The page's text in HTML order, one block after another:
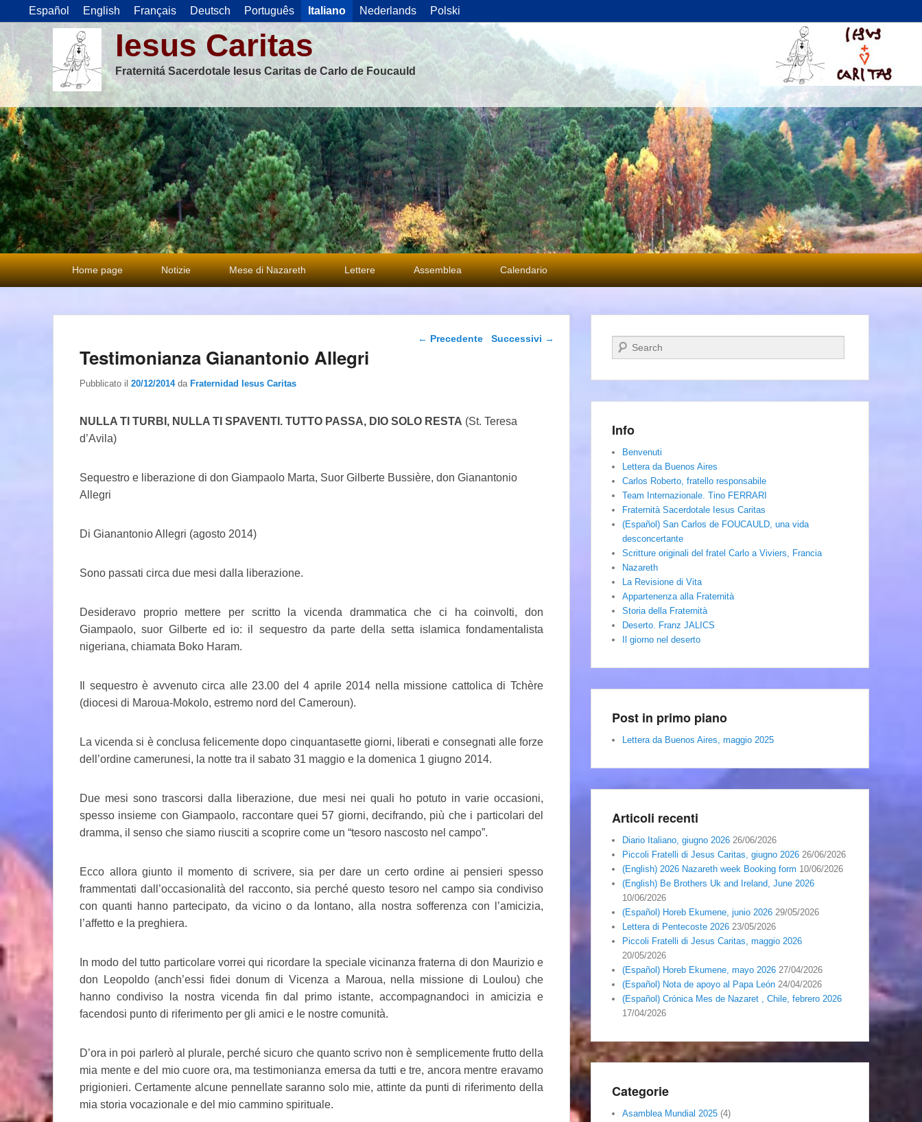
Español English Français Deutsch Português Italiano Nederlands Polski
Iesus Caritas
Fraternitá Sacerdotale Iesus Caritas de Carlo de Foucauld
Menu
principale
Home page Notizie Mese di Nazareth Lettere Assemblea Calendario
Navigazione articolo
← Precedente Successivi →
Testimonianza Gianantonio Allegri
Pubblicato il 20/12/2014 da Fraternidad Iesus Caritas
NULLA TI TURBI, NULLA TI SPAVENTI. TUTTO PASSA, DIO SOLO RESTA (St. Teresa
d’Avila)
Sequestro e liberazione di don Giampaolo Marta, Suor Gilberte Bussière, don Gianantonio
Allegri
Di Gianantonio Allegri (agosto 2014)
Sono passati circa due mesi dalla liberazione.
Desideravo proprio mettere per scritto la vicenda drammatica che ci ha coinvolti, don
Giampaolo, suor Gilberte ed io: il sequestro da parte della setta islamica fondamentalista
nigeriana, chiamata Boko Haram.
Il sequestro è avvenuto circa alle 23.00 del 4 aprile 2014 nella missione cattolica di Tchère
(diocesi di Maroua-Mokolo, estremo nord del Cameroun).
La vicenda si è conclusa felicemente dopo cinquantasette giorni, liberati e consegnati alle forze
dell’ordine camerunesi, la notte tra il sabato 31 maggio e la domenica 1 giugno 2014.
Due mesi sono trascorsi dalla liberazione, due mesi nei quali ho potuto in varie occasioni,
spesso insieme con Giampaolo, raccontare quei 57 giorni, decifrando, più che i particolari del
dramma, il senso che siamo riusciti a scoprire come un “tesoro nascosto nel campo”.
Ecco allora giunto il momento di scrivere, sia per dare un certo ordine ai pensieri spesso
frammentati dall’occasionalità del racconto, sia perché questo tesoro nel campo sia condiviso
con quanti hanno partecipato, da vicino o da lontano, alla nostra sofferenza con l’amicizia,
l’affetto e la preghiera.
In modo del tutto particolare vorrei qui ricordare la speciale vicinanza fraterna di don Maurizio e
don Leopoldo (anch’essi fidei donum di Vicenza a Maroua, nella missione di Loulou) che
hanno condiviso la nostra vicenda fin dal primo istante, accompagnandoci in amicizia e
facendosi punto di riferimento per gli amici e le nostre comunità.
D’ora in poi parlerò al plurale, perché sicuro che quanto scrivo non è semplicemente frutto della
mia mente e del mio cuore ora, ma testimonianza emersa da tutti e tre, ancora mentre eravamo
prigionieri. Certamente alcune pennellate saranno solo mie, attinte da punti di riferimento della
mia storia vocazionale e del mio cammino spirituale.
Cerca
Info
Benvenuti
Lettera da Buenos Aires
Carlos Roberto, fratello responsabile
Team Internazionale. Tino FERRARI
Fraternità Sacerdotale Iesus Caritas
(Español) San Carlos de FOUCAULD, una vida
desconcertante
Scritture originali del fratel Carlo a Viviers, Francia
Nazareth
La Revisione di Vita
Appartenenza alla Fraternità
Storia della Fraternità
Deserto. Franz JALICS
Il giorno nel deserto
Post in primo piano
Lettera da Buenos Aires, maggio 2025
Articoli recenti
Diario Italiano, giugno 2026 26/06/2026
Piccoli Fratelli di Jesus Caritas, giugno 2026 26/06/2026
(English) 2026 Nazareth week Booking form 10/06/2026
(English) Be Brothers Uk and Ireland, June 2026
10/06/2026
(Español) Horeb Ekumene, junio 2026 29/05/2026
Lettera di Pentecoste 2026 23/05/2026
Piccoli Fratelli di Jesus Caritas, maggio 2026
20/05/2026
(Español) Horeb Ekumene, mayo 2026 27/04/2026
(Español) Nota de apoyo al Papa León 24/04/2026
(Español) Crónica Mes de Nazaret , Chile, febrero 2026
17/04/2026
Categorie
Asamblea Mundial 2025 (4)